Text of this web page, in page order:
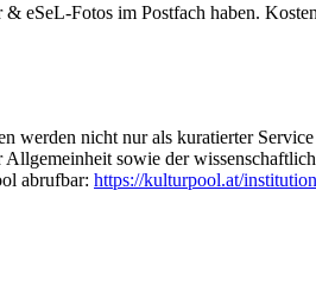
eSeL-Fotos im Postfach haben.
werden nicht nur als kuratierter
sowie der
abrufbar: https://kulturpool.at/